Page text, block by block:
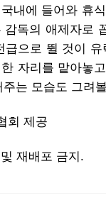
내에 들어와 휴
독의 애제자로
으로 뛸 것이
자리를 맡아놓
는 모습도 그려
회 제공
재배포 금지.